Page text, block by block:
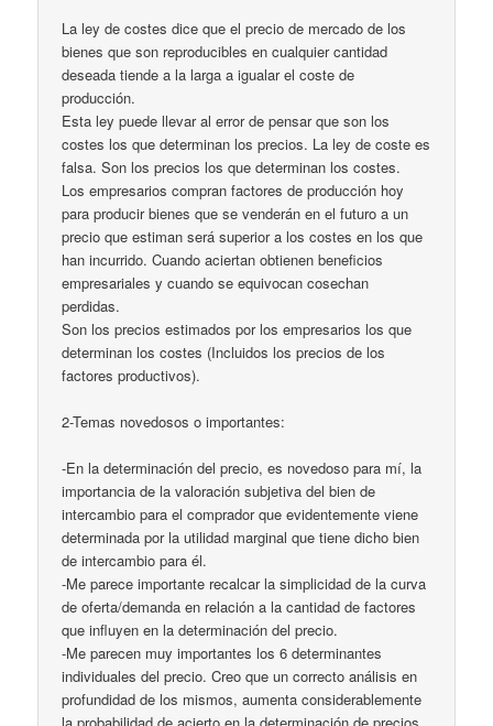
La ley de costes dice que el precio de mercado de los
bienes que son reproducibles en cualquier cantidad
deseada tiende a la larga a igualar el coste de
producción.
Esta ley puede llevar al error de pensar que son los
costes los que determinan los precios. La ley de coste es
falsa. Son los precios los que determinan los costes.
Los empresarios compran factores de producción hoy
para producir bienes que se venderán en el futuro a un
precio que estiman será superior a los costes en los que
han incurrido. Cuando aciertan obtienen beneficios
empresariales y cuando se equivocan cosechan
perdidas.
Son los precios estimados por los empresarios los que
determinan los costes (Incluidos los precios de los
factores productivos).
2-Temas novedosos o importantes:
-En la determinación del precio, es novedoso para mí, la
importancia de la valoración subjetiva del bien de
intercambio para el comprador que evidentemente viene
determinada por la utilidad marginal que tiene dicho bien
de intercambio para él.
-Me parece importante recalcar la simplicidad de la curva
de oferta/demanda en relación a la cantidad de factores
que influyen en la determinación del precio.
-Me parecen muy importantes los 6 determinantes
individuales del precio. Creo que un correcto análisis en
profundidad de los mismos, aumenta considerablemente